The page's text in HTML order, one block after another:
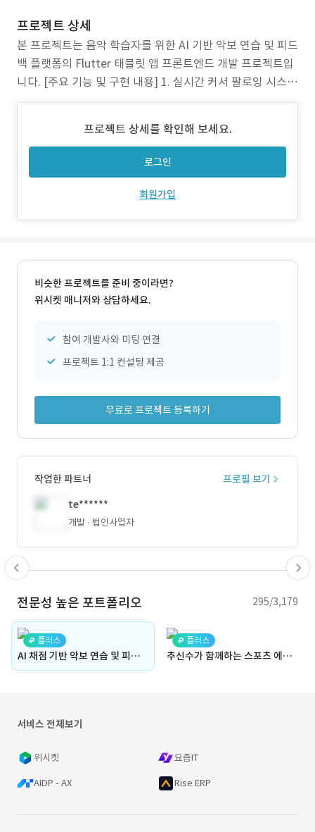
프로젝트 상세
본 프로젝트는 음악 학습자를 위한 AI 기반 악보 연습 및 피드
백 플랫폼의 Flutter 태블릿 앱 프론트엔드 개발 프로젝트입
니다. [주요 기능 및 구현 내용] 1. 실시간 커서 팔로잉 시스템
(핵심 기술) 본 프로젝트의 가장 도전적인 과제는 오디오 재
및 타이밍 맵 생성 · XML 파싱을 통해 각 음표의 dura
프로젝트 상세를 확인해 보세요.
로그인
회원가입
비슷한 프로젝트를 준비 중이라면?
위시켓 매니저와 상담하세요.
참여 개발사와 미팅 연결
프로젝트 1:1 컨설팅 제공
무료로 프로젝트 등록하기
작업한 파트너
프로필 보기
te******
개발 법인사업자
전문성 높은 포트폴리오 295/3,179
플러스
AI 채점 기반 악보 연습 및 피드백 공유 플랫폼(Flutter, Dart, javascript, MusicXML, Canvas, Audio Sync, WebView)
플러스
추신수가 함께하는 스포츠 에이전시 - 스포트레인 홈페이지
서비스 전체보기
위시켓 요즘IT
AIDP - AX Rise ERP